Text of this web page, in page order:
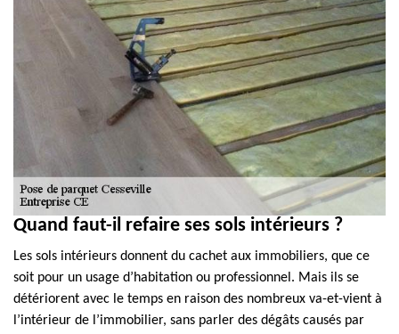
Quand faut-il refaire ses sols intérieurs ?
Les sols intérieurs donnent du cachet aux immobiliers, que ce
soit pour un usage d’habitation ou professionnel. Mais ils se
détériorent avec le temps en raison des nombreux va-et-vient à
l’intérieur de l’immobilier, sans parler des dégâts causés par